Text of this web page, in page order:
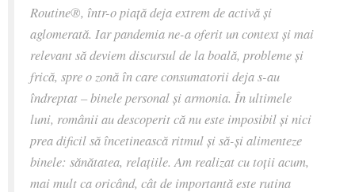
Routine®, într-o piață deja extrem de activă și
aglomerată. Iar pandemia ne-a oferit un context și mai
relevant să deviem discursul de la boală, probleme și
frică, spre o zonă în care consumatorii deja s-au
îndreptat – binele personal și armonia. În ultimele
luni, românii au descoperit că nu este imposibil și nici
prea dificil să încetinească ritmul și să-și alimenteze
binele: sănătatea, relațiile. Am realizat cu toții acum,
mai mult ca oricând, cât de importantă este rutina